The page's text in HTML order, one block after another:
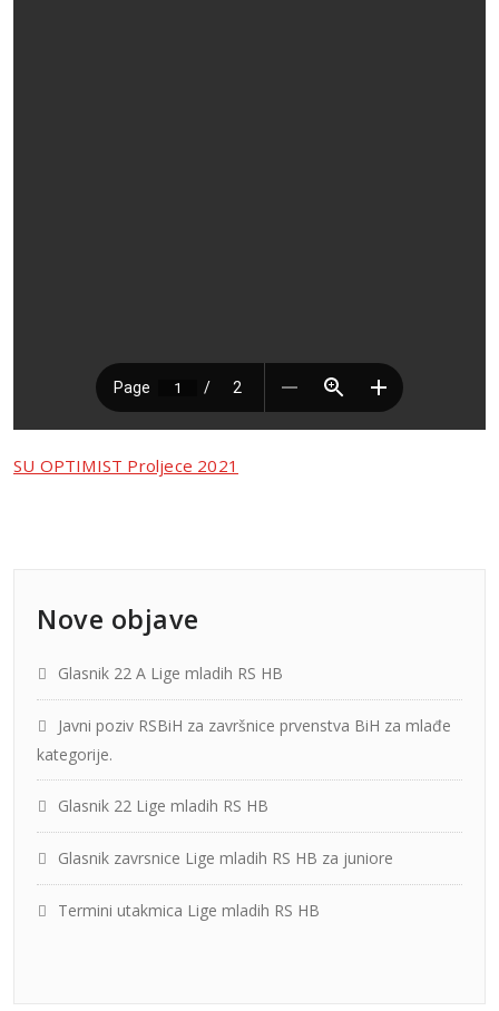
SU OPTIMIST Proljece 2021
Nove objave
Glasnik 22 A Lige mladih RS HB
Javni poziv RSBiH za završnice prvenstva BiH za mlađe
kategorije.
Glasnik 22 Lige mladih RS HB
Glasnik zavrsnice Lige mladih RS HB za juniore
Termini utakmica Lige mladih RS HB